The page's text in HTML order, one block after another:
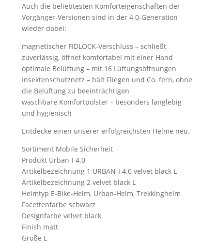
Auch die beliebtesten Komforteigenschaften der
Vorgänger-Versionen sind in der 4.0-Generation
wieder dabei:
magnetischer FIDLOCK-Verschluss – schließt
zuverlässig, öffnet komfortabel mit einer Hand
optimale Belüftung – mit 16 Lüftungsöffnungen
Insektenschutznetz – hält Fliegen und Co. fern, ohne
die Belüftung zu beeinträchtigen
waschbare Komfortpolster – besonders langlebig
und hygienisch
Entdecke einen unserer erfolgreichsten Helme neu.
Sortiment Mobile Sicherheit
Produkt Urban-I 4.0
Artikelbezeichnung 1 URBAN-I 4.0 velvet black L
Artikelbezeichnung 2 velvet black L
Helmtyp E-Bike-Helm, Urban-Helm, Trekkinghelm
Facettenfarbe schwarz
Designfarbe velvet black
Finish matt
Größe L